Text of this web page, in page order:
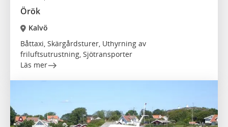
Örök
Kalvö
Båttaxi, Skärgårdsturer, Uthyrning av
friluftsutrustning, Sjötransporter
Läs mer